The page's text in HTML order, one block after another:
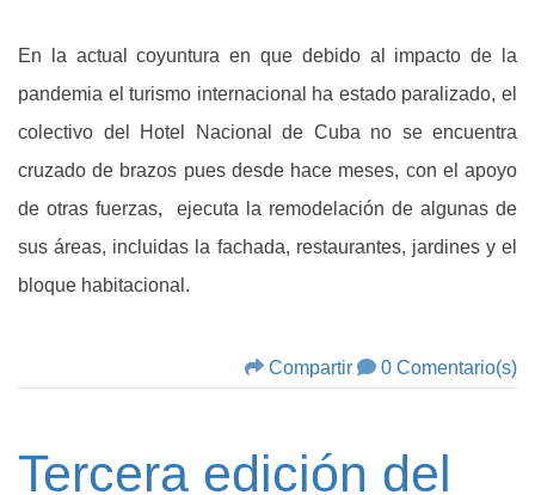
En la actual coyuntura en que debido al impacto de la
pandemia el turismo internacional ha estado paralizado, el
colectivo del Hotel Nacional de Cuba no se encuentra
cruzado de brazos pues desde hace meses, con el apoyo
de otras fuerzas, ejecuta la remodelación de algunas de
sus áreas, incluidas la fachada, restaurantes, jardines y el
bloque habitacional.
Compartir 0 Comentario(s)
Tercera edición del